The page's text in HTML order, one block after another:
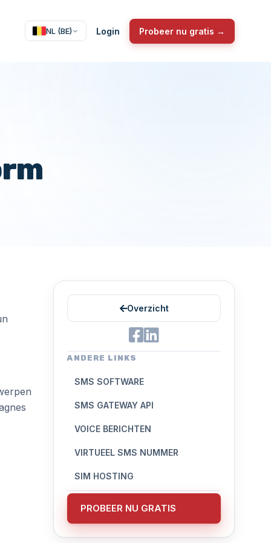
NL (BE) Login Probeer nu gratis →
Overzicht
ANDERE LINKS
SMS SOFTWARE
SMS GATEWAY API
VOICE BERICHTEN
VIRTUEEL SMS NUMMER
SIM HOSTING
PROBEER NU GRATIS